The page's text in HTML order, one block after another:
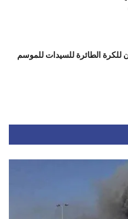
للكرة الطائرة للسيدات للموسم